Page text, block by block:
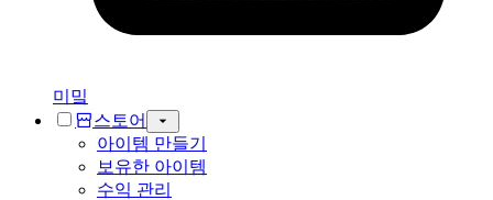
미밐
스토어
아이템 만들기
보유한 아이템
수익 관리